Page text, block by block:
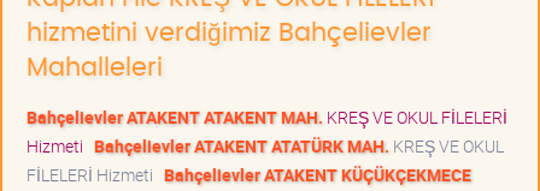
hizmetini verdiğimiz Bahçelievler
Mahalleleri
Bahçelievler ATAKENT ATAKENT MAH. KREŞ VE OKUL FİLELERİ
Hizmeti Bahçelievler ATAKENT ATATÜRK MAH. KREŞ VE OKUL
FİLELERİ Hizmeti Bahçelievler ATAKENT KÜÇÜKÇEKMECE